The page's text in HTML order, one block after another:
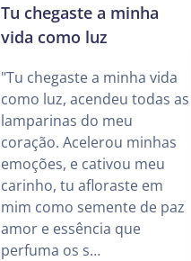
Tu chegaste a minha
vida como luz
"Tu chegaste a minha vida
como luz, acendeu todas as
lamparinas do meu
coração. Acelerou minhas
emoções, e cativou meu
carinho, tu afloraste em
mim como semente de paz
amor e essência que
perfuma os s…